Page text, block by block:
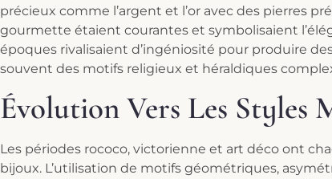
précieux comme l’argent et l’or avec des pierres
gourmette étaient courantes et symbolisaient
époques rivalisaient d’ingéniosité pour produire
souvent des motifs religieux et héraldiques
Évolution Vers Les Styles
Les périodes rococo, victorienne et art déco ont
bijoux. L’utilisation de motifs géométriques,